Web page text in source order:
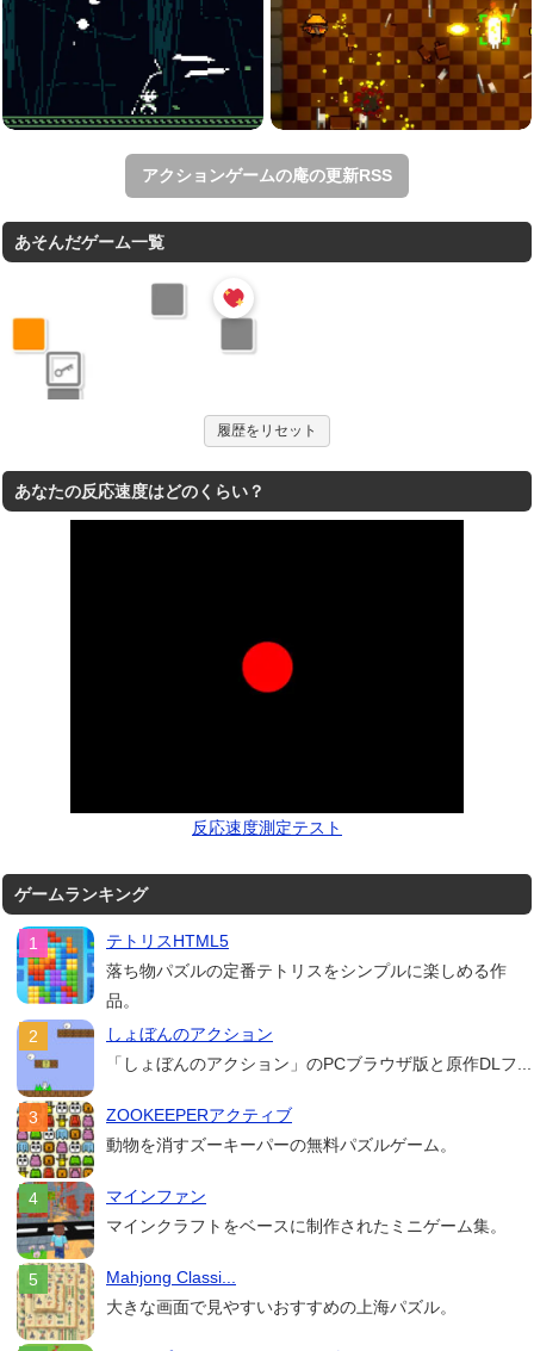
アクションゲームの庵の更新RSS
あそんだゲーム一覧
履歴をリセット
あなたの反応速度はどのくらい？
反応速度測定テスト
ゲームランキング
テトリスHTML5
落ち物パズルの定番テトリスをシンプルに楽しめる作
品。
しょぼんのアクション
「しょぼんのアクション」のPCブラウザ版と原作DLフ...
ZOOKEEPERアクティブ
動物を消すズーキーパーの無料パズルゲーム。
マインファン
マインクラフトをベースに制作されたミニゲーム集。
Mahjong Classi...
大きな画面で見やすいおすすめの上海パズル。